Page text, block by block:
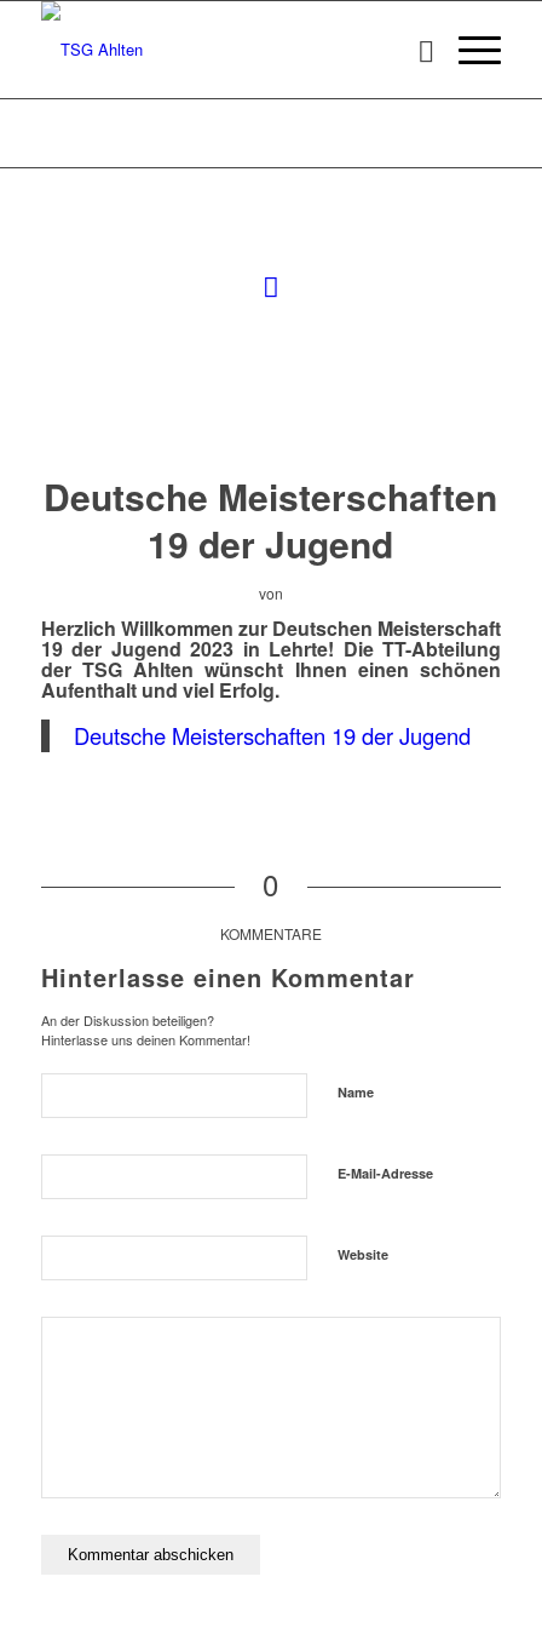
Deutsche Meisterschaften
19 der Jugend
von
Herzlich Willkommen zur Deutschen Meisterschaft
19 der Jugend 2023 in Lehrte! Die TT-Abteilung
der TSG Ahlten wünscht Ihnen einen schönen
Aufenthalt und viel Erfolg.
Deutsche Meisterschaften 19 der Jugend
0
KOMMENTARE
Hinterlasse einen Kommentar
An der Diskussion beteiligen?
Hinterlasse uns deinen Kommentar!
Name
E-Mail-Adresse
Website